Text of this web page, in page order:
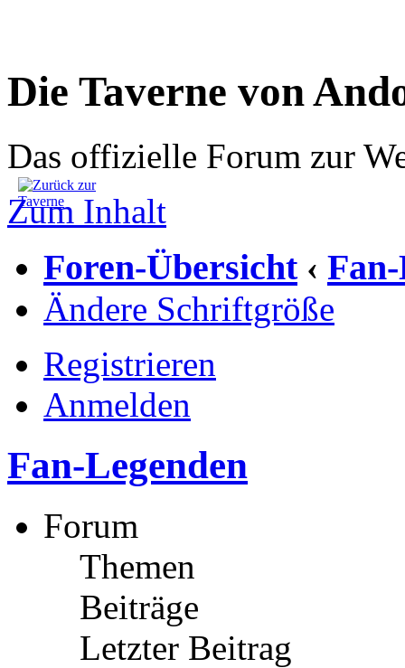
Die Taverne von
Das offizielle Forum zur
Zum Inhalt
Foren-Übersicht ‹
Ändere Schriftgröße
Registrieren
Anmelden
Fan-Legenden
Forum
Themen
Beiträge
Letzter Beitrag